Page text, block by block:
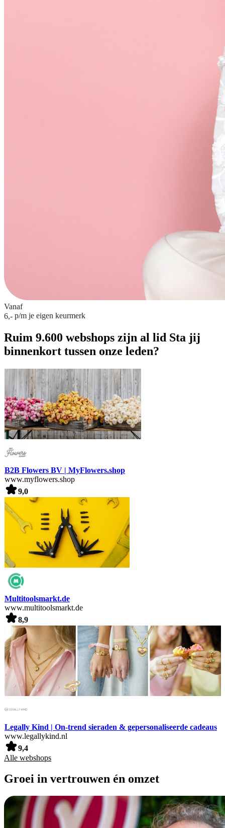
Vanaf
6,- p/m je eigen keurmerk
Ruim 9.600 webshops zijn al lid Sta jij
binnenkort tussen onze leden?
B2B Flowers BV | MyFlowers.shop
www.myflowers.shop
9,0
Multitoolsmarkt.de
www.multitoolsmarkt.de
8,9
Legally Kind | On-trend sieraden & gepersonaliseerde cadeaus
www.legallykind.nl
9,4
Alle webshops
Groei in vertrouwen én omzet